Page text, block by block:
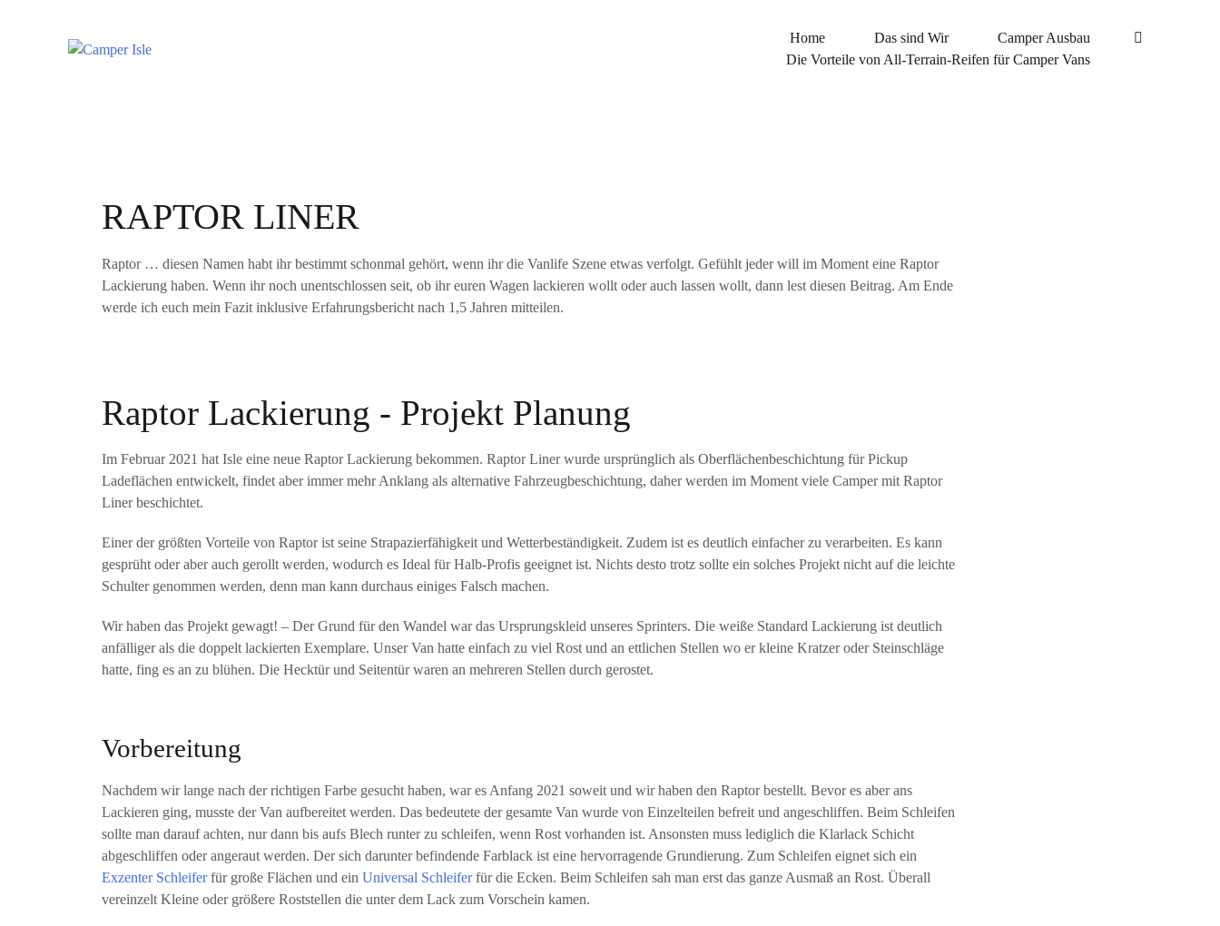
Home Das sind Wir
Camper Ausbau
Die Vorteile von All-Terrain-Reifen für Camper Vans
RAPTOR LINER
Raptor … diesen Namen habt ihr bestimmt schonmal gehört, wenn ihr die Vanlife Szene etwas verfolgt. Gefühlt jeder will im Moment eine Raptor
Lackierung haben. Wenn ihr noch unentschlossen seit, ob ihr euren Wagen lackieren wollt oder auch lassen wollt, dann lest diesen Beitrag. Am Ende
werde ich euch mein Fazit inklusive Erfahrungsbericht nach 1,5 Jahren mitteilen.
Raptor Lackierung - Projekt Planung
Im Februar 2021 hat Isle eine neue Raptor Lackierung bekommen. Raptor Liner wurde ursprünglich als Oberflächenbeschichtung für Pickup
Ladeflächen entwickelt, findet aber immer mehr Anklang als alternative Fahrzeugbeschichtung, daher werden im Moment viele Camper mit Raptor
Liner beschichtet.
Einer der größten Vorteile von Raptor ist seine Strapazierfähigkeit und Wetterbeständigkeit. Zudem ist es deutlich einfacher zu verarbeiten. Es kann
gesprüht oder aber auch gerollt werden, wodurch es Ideal für Halb-Profis geeignet ist. Nichts desto trotz sollte ein solches Projekt nicht auf die leichte
Schulter genommen werden, denn man kann durchaus einiges Falsch machen.
Wir haben das Projekt gewagt! – Der Grund für den Wandel war das Ursprungskleid unseres Sprinters. Die weiße Standard Lackierung ist deutlich
anfälliger als die doppelt lackierten Exemplare. Unser Van hatte einfach zu viel Rost und an ettlichen Stellen wo er kleine Kratzer oder Steinschläge
hatte, fing es an zu blühen. Die Hecktür und Seitentür waren an mehreren Stellen durch gerostet.
Vorbereitung
Nachdem wir lange nach der richtigen Farbe gesucht haben, war es Anfang 2021 soweit und wir haben den Raptor bestellt. Bevor es aber ans
Lackieren ging, musste der Van aufbereitet werden. Das bedeutete der gesamte Van wurde von Einzelteilen befreit und angeschliffen. Beim Schleifen
sollte man darauf achten, nur dann bis aufs Blech runter zu schleifen, wenn Rost vorhanden ist. Ansonsten muss lediglich die Klarlack Schicht
abgeschliffen oder angeraut werden. Der sich darunter befindende Farblack ist eine hervorragende Grundierung. Zum Schleifen eignet sich ein
Exzenter Schleiferfür große Flächen und ein Universal Schleiferfür die Ecken. Beim Schleifen sah man erst das ganze Ausmaß an Rost. Überall
vereinzelt Kleine oder größere Roststellen die unter dem Lack zum Vorschein kamen.